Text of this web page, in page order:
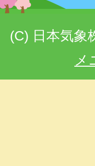
(C) 日本気象
メ